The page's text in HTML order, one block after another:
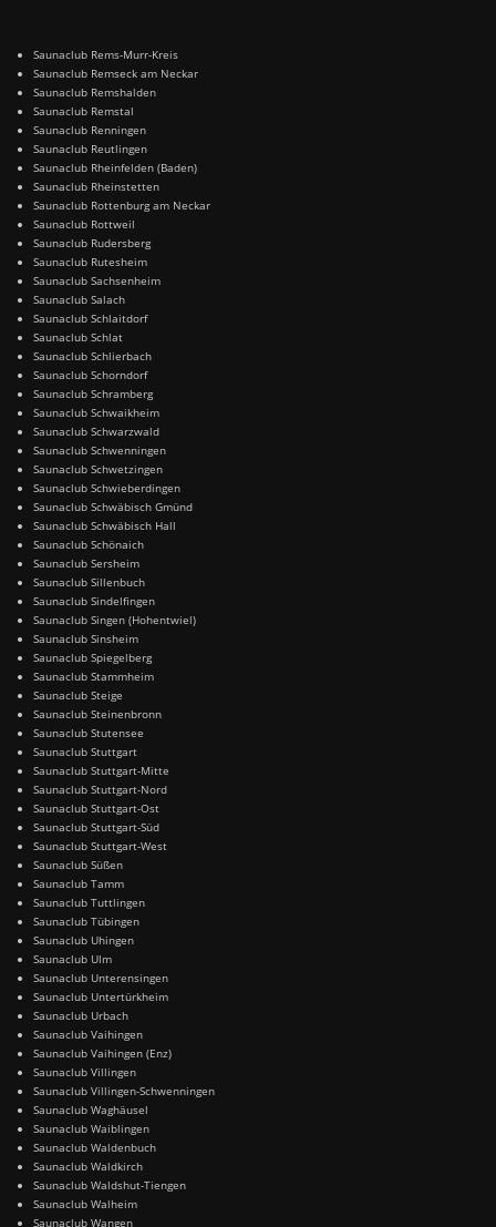
Saunaclub Rems-Murr-Kreis
Saunaclub Remseck am Neckar
Saunaclub Remshalden
Saunaclub Remstal
Saunaclub Renningen
Saunaclub Reutlingen
Saunaclub Rheinfelden (Baden)
Saunaclub Rheinstetten
Saunaclub Rottenburg am Neckar
Saunaclub Rottweil
Saunaclub Rudersberg
Saunaclub Rutesheim
Saunaclub Sachsenheim
Saunaclub Salach
Saunaclub Schlaitdorf
Saunaclub Schlat
Saunaclub Schlierbach
Saunaclub Schorndorf
Saunaclub Schramberg
Saunaclub Schwaikheim
Saunaclub Schwarzwald
Saunaclub Schwenningen
Saunaclub Schwetzingen
Saunaclub Schwieberdingen
Saunaclub Schwäbisch Gmünd
Saunaclub Schwäbisch Hall
Saunaclub Schönaich
Saunaclub Sersheim
Saunaclub Sillenbuch
Saunaclub Sindelfingen
Saunaclub Singen (Hohentwiel)
Saunaclub Sinsheim
Saunaclub Spiegelberg
Saunaclub Stammheim
Saunaclub Steige
Saunaclub Steinenbronn
Saunaclub Stutensee
Saunaclub Stuttgart
Saunaclub Stuttgart-Mitte
Saunaclub Stuttgart-Nord
Saunaclub Stuttgart-Ost
Saunaclub Stuttgart-Süd
Saunaclub Stuttgart-West
Saunaclub Süßen
Saunaclub Tamm
Saunaclub Tuttlingen
Saunaclub Tübingen
Saunaclub Uhingen
Saunaclub Ulm
Saunaclub Unterensingen
Saunaclub Untertürkheim
Saunaclub Urbach
Saunaclub Vaihingen
Saunaclub Vaihingen (Enz)
Saunaclub Villingen
Saunaclub Villingen-Schwenningen
Saunaclub Waghäusel
Saunaclub Waiblingen
Saunaclub Waldenbuch
Saunaclub Waldkirch
Saunaclub Waldshut-Tiengen
Saunaclub Walheim
Saunaclub Wangen